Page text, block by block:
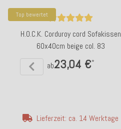
Top bewertet
H.O.C.K. Corduroy cord Sofakissen
60x40cm beige col. 83
ab23,04 €*
Lieferzeit: ca. 14 Werktage